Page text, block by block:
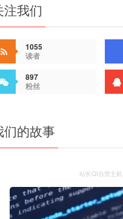
注我们
1055
读者
897
粉丝
们的故事
站长QI自营主机